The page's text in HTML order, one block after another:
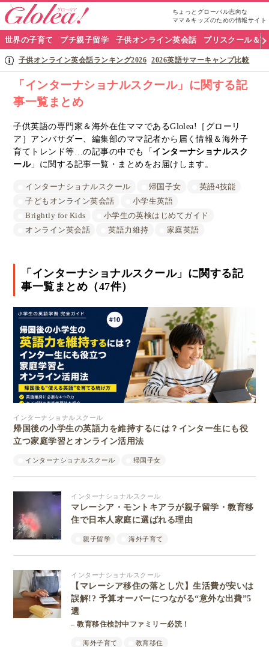
ちょっとグローバル志向な
ママ＆キッズのための情報サイト
グ
ロ
リ
ア
ナ
ビ
世界の子育て プチ親子留学 子供オンライン英会話 プリスクール＆
子供オンライン英会話ランキング2026 2026英語サマーキャンプ比較
「インターナショナルスクール」に関する記
事一覧まとめ
子供英語の専門家＆海外在住ママであるGlolea!［グローリ
ア］アンバサダー、編集部のママ記者から届く情報＆海外子
育てトレンド等…の記事の中でも「 インターナショナルスク
ール」に関する記事一覧・まとめをお届けします。
インターナショナルスクール 帰国子女
英語4技能
子どもオンライン英会話
小学生英語
Brightly for Kids
小学生の英検はじめてガイド
オンライン英会話
英語力維持 家庭英語
「インターナショナルスクール」に関する記
事一覧まとめ（47件）
インターナショナルスクール
帰国後の小学生の英語力を維持するには？インター生にも役
立つ家庭学習とオンライン活用法
インターナショナルスクール 帰国子女
インターナショナルスクール
マレーシア・モントキアラが親子留学・教育移
住で日本人家庭に選ばれる理由
親子留学 海外子育て
インターナショナルスクール
【マレーシア移住の落とし穴】生活費が安いは
誤解!? 予算オーバーにつながる“意外な出費”5
選
– 教育移住検討中ファミリー必読！
海外子育て 教育移住